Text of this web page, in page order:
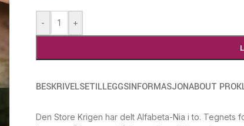
- +
BESKRIVELSETILLEGGSINFORMASJONABOUT
Den Store Krigen har delt Alfabeta-Nia i to. Tegnets